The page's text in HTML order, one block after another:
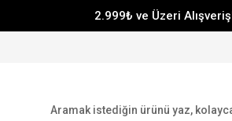
2.999₺ ve Üzeri